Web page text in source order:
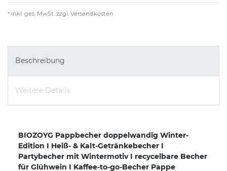
* inkl. ges. MwSt. zzgl. Versandkosten
Beschreibung
Weitere Details
BIOZOYG Pappbecher doppelwandig Winter-
Edition I Heiß- & Kalt-Getränkebecher I
Partybecher mit Wintermotiv I recycelbare Becher
für Glühwein I Kaffee-to-go-Becher Pappe